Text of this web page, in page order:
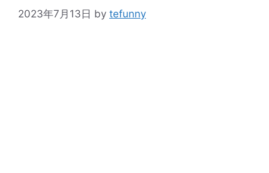
2023年7月13日 by tefunny